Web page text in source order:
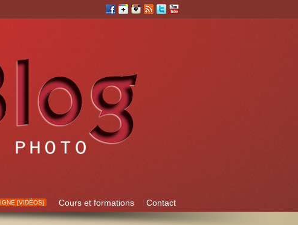
[VIDÉOS] Cours et formations Contact